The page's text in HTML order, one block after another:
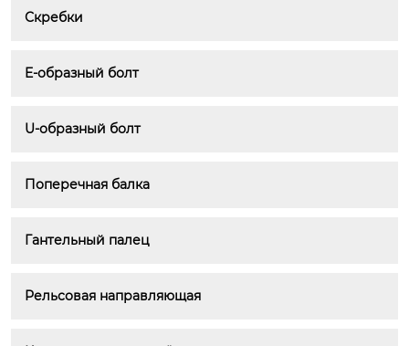
Скребки
E-образный болт
U-образный болт
Поперечная балка
Гантельный палец
Рельсовая направляющая